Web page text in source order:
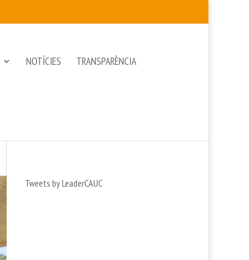
NOTÍCIES TRANSPARÈNCIA
Tweets by LeaderCAUC